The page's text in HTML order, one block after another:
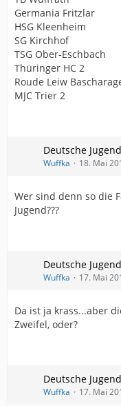
Germania Fritzlar
HSG Kleenheim
SG Kirchhof
TSG Ober-Eschbach
Thüringer HC 2
Roude Leiw
MJC Trier 2
Deutsche
Wuffka 18. Mai
Wer sind denn so die
Jugend???
Deutsche
Wuffka 17. Mai
Da ist ja krass...aber
Zweifel, oder?
Deutsche
Wuffka 17. Mai